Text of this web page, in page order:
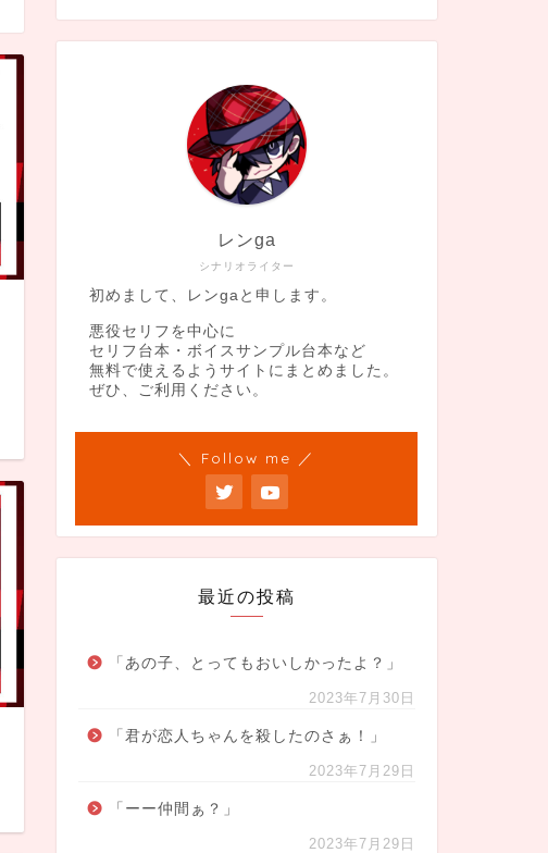
シナリオライター
レンga
初めまして、レンgaと申します。
悪役セリフを中心に
セリフ台本・ボイスサンプル台本など
無料で使えるようサイトにまとめました。
ぜひ、ご利用ください。
＼ Follow me ／
最近の投稿
「あの子、とってもおいしかったよ？」
2023年7月30日
「君が恋人ちゃんを殺したのさぁ！」
2023年7月29日
「ーー仲間ぁ？」
2023年7月29日